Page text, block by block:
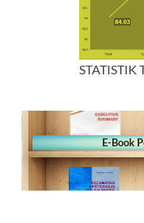
STATISTIK
E-Book